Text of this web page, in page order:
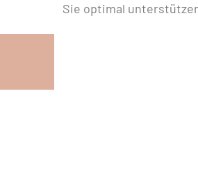
Sie optimal